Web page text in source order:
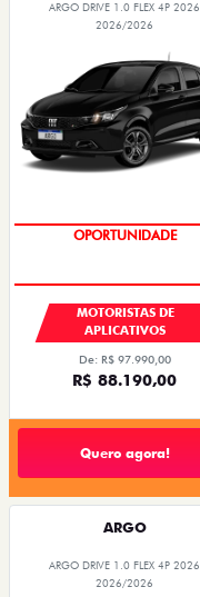
ARGO DRIVE 1.0 FLEX 4P 2026
2026/2026
OPORTUNIDADE
MOTORISTAS DE
APLICATIVOS
De: R$ 97.990,00
R$ 88.190,00
Quero agora!
ARGO
ARGO DRIVE 1.0 FLEX 4P 2026
2026/2026